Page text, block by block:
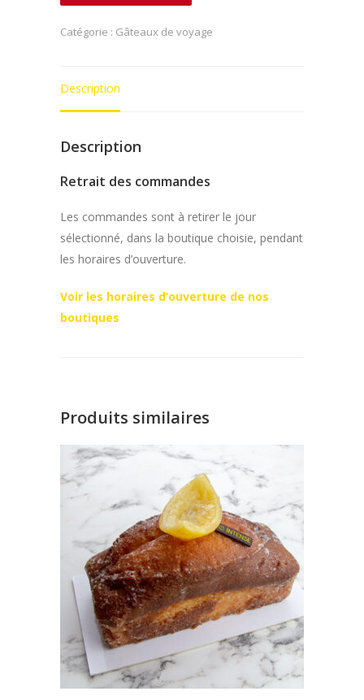
Catégorie : Gâteaux de voyage
Description
Description
Retrait des commandes
Les commandes sont à retirer le jour
sélectionné, dans la boutique choisie, pendant
les horaires d’ouverture.
Voir les horaires d’ouverture de nos
boutiques
Produits similaires